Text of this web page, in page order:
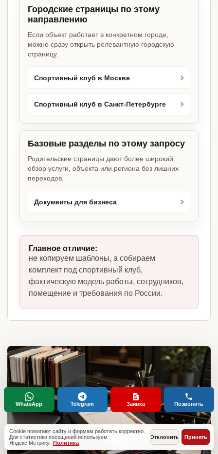
Городские страницы по этому
направлению
Если объект работает в конкретном городе,
можно сразу открыть релевантную городскую
страницу.
Спортивный клуб в Москве
Спортивный клуб в Санкт-Петербурге
Базовые разделы по этому запросу
Родительские страницы дают более широкий
обзор услуги, объекта или региона без лишних
переходов.
Документы для бизнеса
Главное отличие:
не копируем шаблоны, а собираем
комплект под спортивный клуб,
фактическую модель работы, сотрудников,
помещение и требования по России.
Cookie помогают сайту и формам работать корректно.
Для статистики посещений используем
Яндекс.Метрику. Политика
Отклонить Принять
WhatsApp Telegram Заявка Позвонить